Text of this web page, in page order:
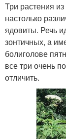
Три растения
настолько
ядовиты. Речь
зонтичных, а
болиголове
все три очень
отличить.